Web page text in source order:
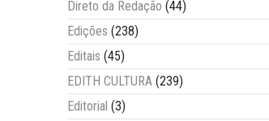
Direto da Redação (44)
Edições (238)
Editais (45)
EDITH CULTURA (239)
Editorial (3)